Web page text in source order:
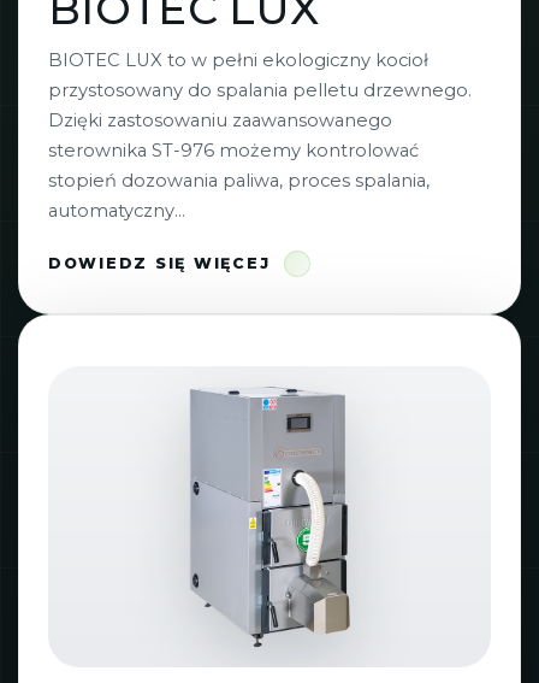
BIOTEC LUX to w pełni ekologiczny kocioł
przystosowany do spalania pelletu drzewnego.
Dzięki zastosowaniu zaawansowanego
sterownika ST-976 możemy kontrolować
stopień dozowania paliwa, proces spalania,
automatyczny...
DOWIEDZ SIĘ WIĘCEJ